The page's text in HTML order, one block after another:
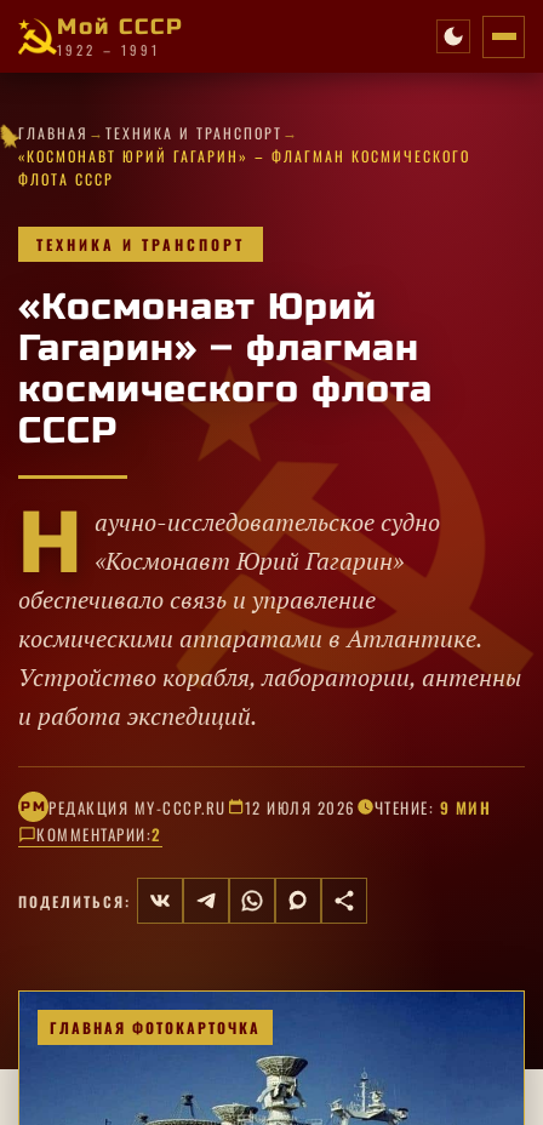
Мой СССР
1922 – 1991
·✧
✦
✧
✧
★
★
✦
✦
·★
✧
··✦✦
✦
·✧
★
✦
★
★
·✦
★
✦ГЛАВНАЯ → ТЕХНИКА И ТРАНСПОРТ →
«КОСМОНАВТ ЮРИЙ ГАГАРИН» – ФЛАГМАН КОСМИЧЕСКОГО
ФЛОТА СССР
ТЕХНИКА И ТРАНСПОРТ
«Космонавт Юрий
Гагарин» – флагман
космического флота
СССР
Н аучно-исследовательское судно
«Космонавт Юрий Гагарин»
обеспечивало связь и управление
космическими аппаратами в Атлантике.
Устройство корабля, лаборатории, антенны
и работа экспедиций.
РM РЕДАКЦИЯ MY-CCCP.RU 12 ИЮЛЯ 2026 ЧТЕНИЕ: 9 МИН
КОММЕНТАРИИ:2
ПОДЕЛИТЬСЯ:
ГЛАВНАЯ ФОТОКАРТОЧКА